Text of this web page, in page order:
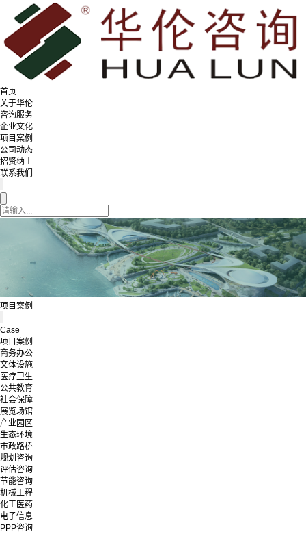
首页
关于华伦
咨询服务
企业文化
项目案例
公司动态
招贤纳士
联系我们
项目案例
Case
项目案例
商务办公
文体设施
医疗卫生
公共教育
社会保障
展览场馆
产业园区
生态环境
市政路桥
规划咨询
评估咨询
节能咨询
机械工程
化工医药
电子信息
PPP咨询